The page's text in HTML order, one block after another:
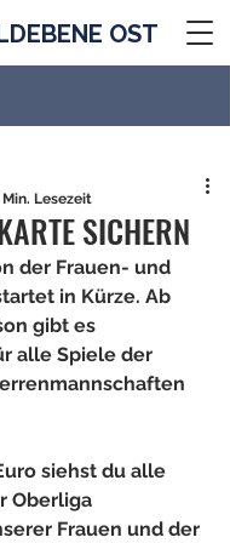
OST
SICHERN
Min. Lesezeit
der Frauen- und
in Kürze. Ab
gibt es
alle Spiele der
siehst du alle
Oberliga
Frauen und der